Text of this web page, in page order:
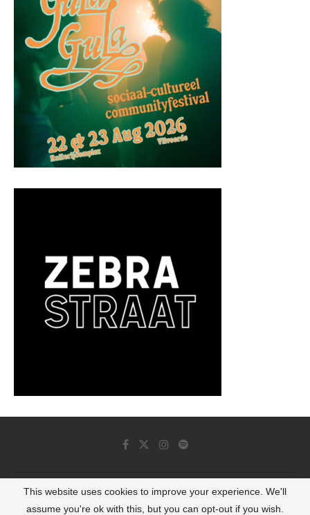
© 2022 - Luminous Dash All Rights Reserved
This website uses cookies to improve your experience. We'll
assume you're ok with this, but you can opt-out if you wish.